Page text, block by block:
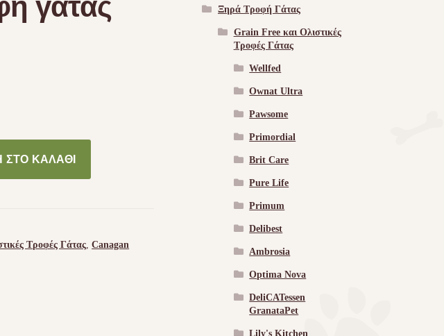
ΚΑΛΆΘΙ
Τροφές Γάτας ,Canagan
Ξηρά Τροφή Γάτας
Grain Free και Ολιστικές
Τροφές Γάτας
Wellfed
Ownat Ultra
Pawsome
Primordial
Brit Care
Pure Life
Primum
Delibest
Ambrosia
Optima Nova
DeliCATessen
GranataPet
Lily's Kitchen